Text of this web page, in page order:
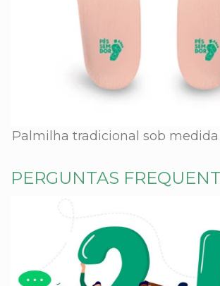
Palmilha tradicional sob medida
PERGUNTAS